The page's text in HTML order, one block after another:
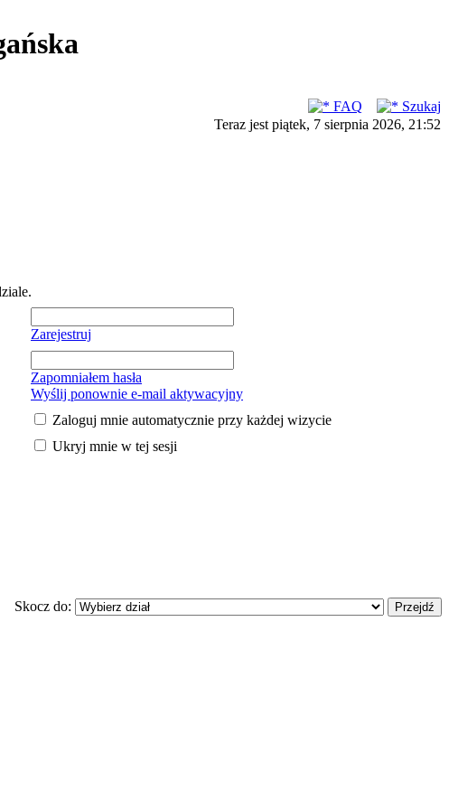
FAQ
Szukaj
Teraz jest piątek, 7 sierpnia 2026, 21:52
Zarejestruj
Zapomniałem hasła
Wyślij ponownie e-mail aktywacyjny
Zaloguj mnie automatycznie przy każdej wizycie
Ukryj mnie w tej sesji
Skocz do: